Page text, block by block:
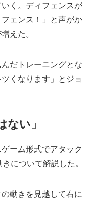
く。ディフェンスが
ェンス！」と声がか
えた。
だトレーニングとな
くなります」とジョ
ない」
ーム形式でアタック
について解説した。
動きを見越して右に